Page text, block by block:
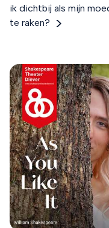
ik dichtbij als mijn
te raken?